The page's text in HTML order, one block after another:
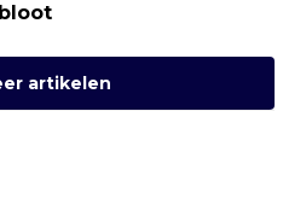
artikelen